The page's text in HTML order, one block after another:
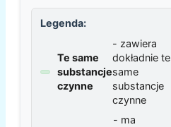
Legenda:
Te same
substancje
czynne
- zawiera
dokładnie te
same
substancje
czynne
- ma